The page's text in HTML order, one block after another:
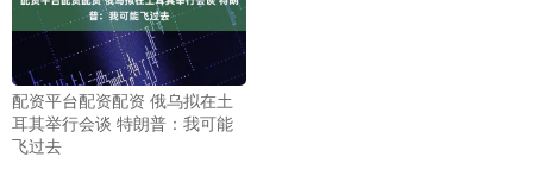
配资平台配资配资 俄乌拟在土
耳其举行会谈 特朗普：我可能
飞过去